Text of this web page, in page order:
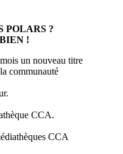
POLARS ?
!
un nouveau titre
communauté
CCA.
CCA